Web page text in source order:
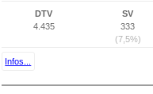
DTV
4.435
SV
333
(7,5%)
Infos...